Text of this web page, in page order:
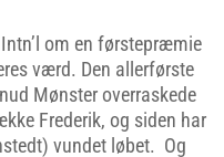
om en førstepræmie
værd. Den allerførste
Mønster overraskede
Frederik, og siden har
vundet løbet. Og